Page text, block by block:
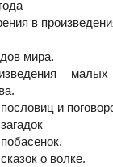
в
мира.
и
о волке.